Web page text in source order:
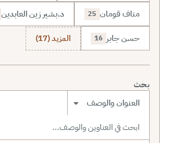
مناف قومان 25 د.بشير زين العابدين
حسن جابر 16 المزيد (17)
بحث
نطاق البحث